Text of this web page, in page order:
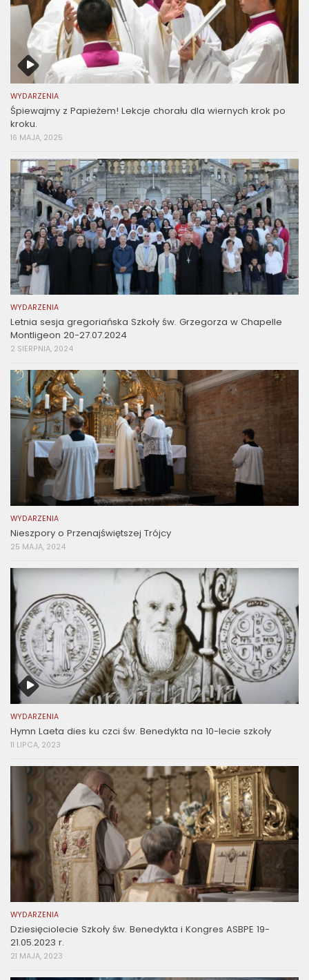
WYDARZENIA
Śpiewajmy z Papieżem! Lekcje chorału dla wiernych krok po
kroku.
16 MAJA, 2025
WYDARZENIA
Letnia sesja gregoriańska Szkoły św. Grzegorza w Chapelle
Montligeon 20-27.07.2024
2 SIERPNIA, 2024
WYDARZENIA
Nieszpory o Przenajświętszej Trójcy
25 MAJA, 2024
WYDARZENIA
Hymn Laeta dies ku czci św. Benedykta na 10-lecie szkoły
11 LIPCA, 2023
WYDARZENIA
Dziesięciolecie Szkoły św. Benedykta i Kongres ASBPE 19-
21.05.2023 r.
21 MAJA, 2023